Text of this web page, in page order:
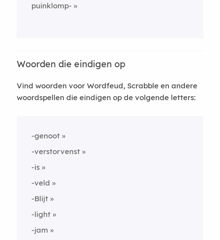
puinklomp-
Woorden die eindigen op
Vind woorden voor Wordfeud, Scrabble en andere
woordspellen die eindigen op de volgende letters:
-genoot
-verstorvenst
-is
-veld
-Blijt
-light
-jam